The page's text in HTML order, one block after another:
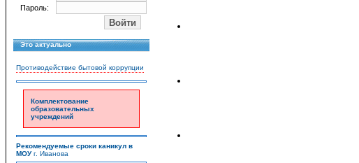
Пароль:
Это актуально
Противодействие бытовой коррупции
Комплектование
образовательных
учреждений
Рекомендуемые сроки каникул в
МОУг. Иванова